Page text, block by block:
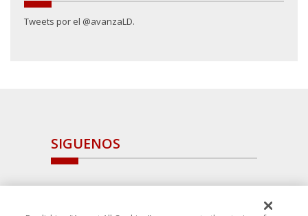
Tweets por el @avanzaLD.
SIGUENOS